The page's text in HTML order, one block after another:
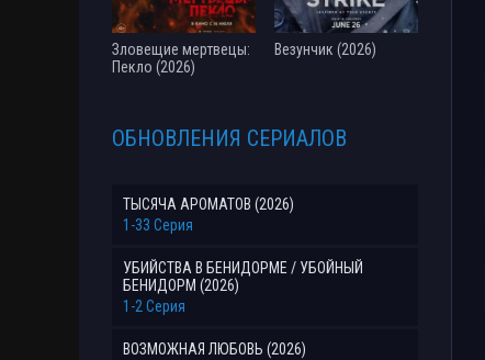
Зловещие мертвецы:
Пекло (2026)
Везунчик (2026)
ОБНОВЛЕНИЯ СЕРИАЛОВ
ТЫСЯЧА АРОМАТОВ (2026)
1-33 Серия
УБИЙСТВА В БЕНИДОРМЕ / УБОЙНЫЙ
БЕНИДОРМ (2026)
1-2 Серия
ВОЗМОЖНАЯ ЛЮБОВЬ (2026)